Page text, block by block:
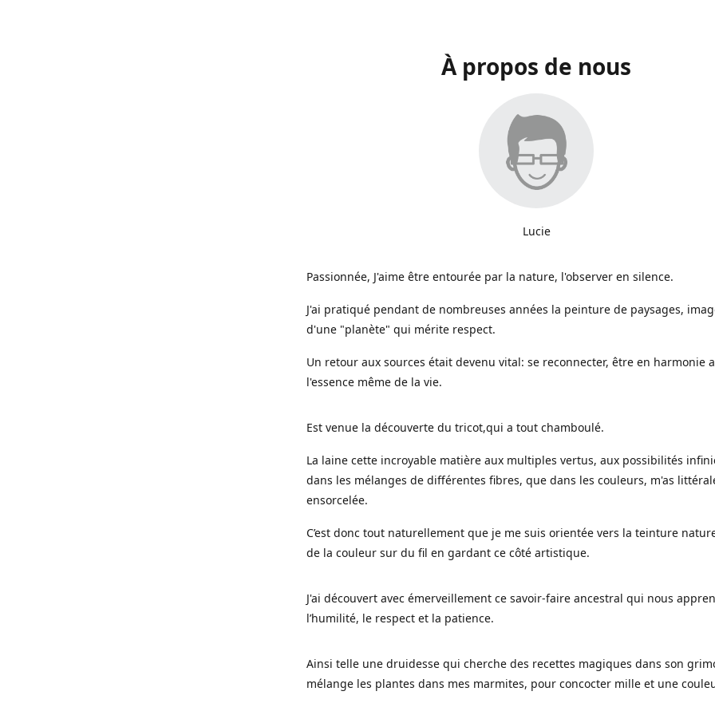
À propos de nous
Lucie
Passionnée, J'aime être entourée par la nature, l'observer en silence.
J'ai pratiqué pendant de nombreuses années la peinture de paysages,
d'une "planète" qui mérite respect.
Un retour aux sources était devenu vital: se reconnecter, être en harmonie
l'essence même de la vie.
Est venue la découverte du tricot,qui a tout chamboulé.
La laine cette incroyable matière aux multiples vertus, aux possibilités
dans les mélanges de différentes fibres, que dans les couleurs, m'as
ensorcelée.
C’est donc tout naturellement que je me suis orientée vers la teinture
de la couleur sur du fil en gardant ce côté artistique.
J'ai découvert avec émerveillement ce savoir-faire ancestral qui nous
l’humilité, le respect et la patience.
Ainsi telle une druidesse qui cherche des recettes magiques dans son
mélange les plantes dans mes marmites, pour concocter mille et une